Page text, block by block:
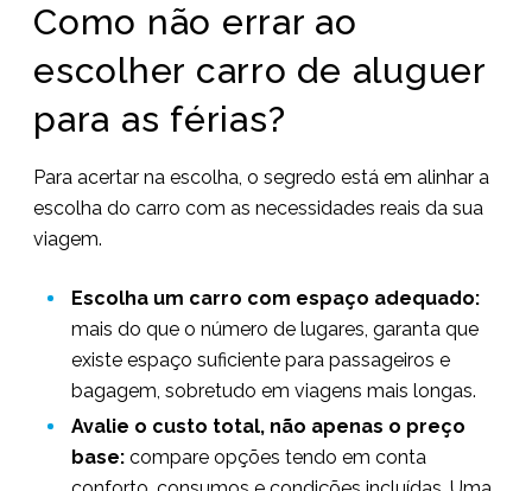
Como não errar ao
escolher carro de aluguer
para as férias?
Para acertar na escolha, o segredo está em alinhar a
escolha do carro com as necessidades reais da sua
viagem.
Escolha um carro com espaço adequado:
mais do que o número de lugares, garanta que
existe espaço suficiente para passageiros e
bagagem, sobretudo em viagens mais longas.
Avalie o custo total, não apenas o preço
base: compare opções tendo em conta